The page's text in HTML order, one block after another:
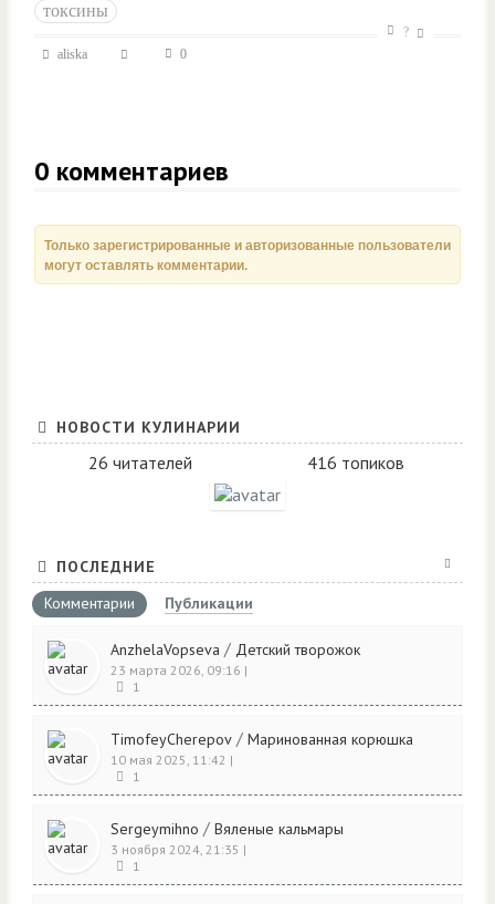
токсины
aliska 0
?
0 комментариев
Только зарегистрированные и авторизованные пользователи
могут оставлять комментарии.
НОВОСТИ КУЛИНАРИИ
26 читателей 416 топиков
ПОСЛЕДНИЕ
Комментарии
Публикации
AnzhelaVopseva / Детский творожок
23 марта 2026, 09:16 |
1
TimofeyCherepov / Маринованная корюшка
10 мая 2025, 11:42 |
1
Sergeymihno / Вяленые кальмары
3 ноября 2024, 21:35 |
1